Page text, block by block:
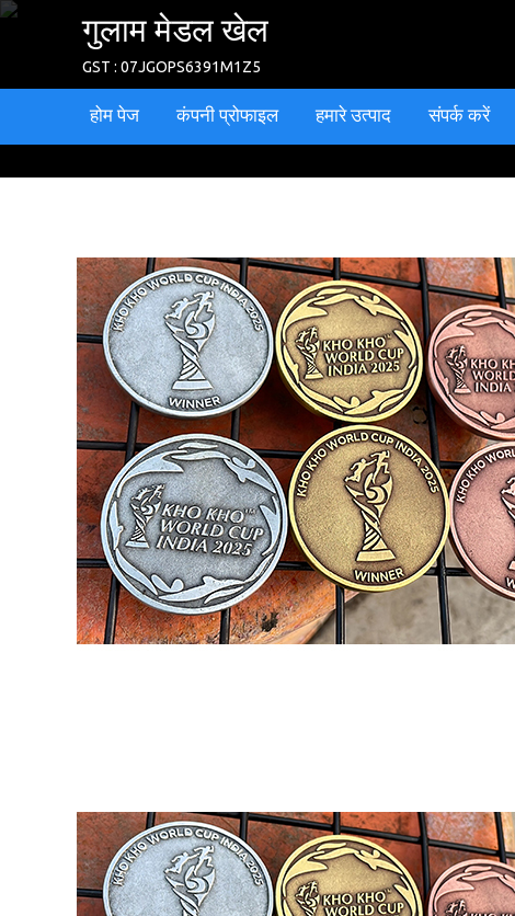
गुलाम मेडल खेल
GST : 07JGOPS6391M1Z5
होम पेज कंपनी प्रोफाइल हमारे उत्पाद संपर्क करें